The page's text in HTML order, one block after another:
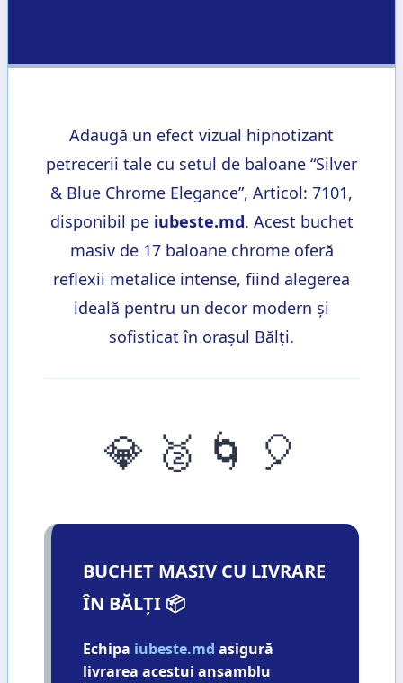
Adaugă un efect vizual hipnotizant
petrecerii tale cu setul de baloane “Silver
& Blue Chrome Elegance”, Articol: 7101,
disponibil pe iubeste.md. Acest buchet
masiv de 17 baloane chrome oferă
reflexii metalice intense, fiind alegerea
ideală pentru un decor modern și
sofisticat în orașul Bălți.
💎 🥈 🌀 🎈
BUCHET MASIV CU LIVRARE
ÎN BĂLȚI 📦
Echipa iubeste.md asigură
livrarea acestui ansamblu